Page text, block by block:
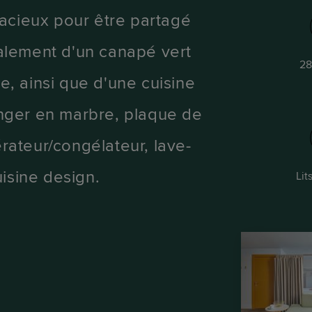
pour être partagé
d'un canapé vert
ainsi que d'une cuisine
en marbre, plaque de
congélateur, lave-
design.